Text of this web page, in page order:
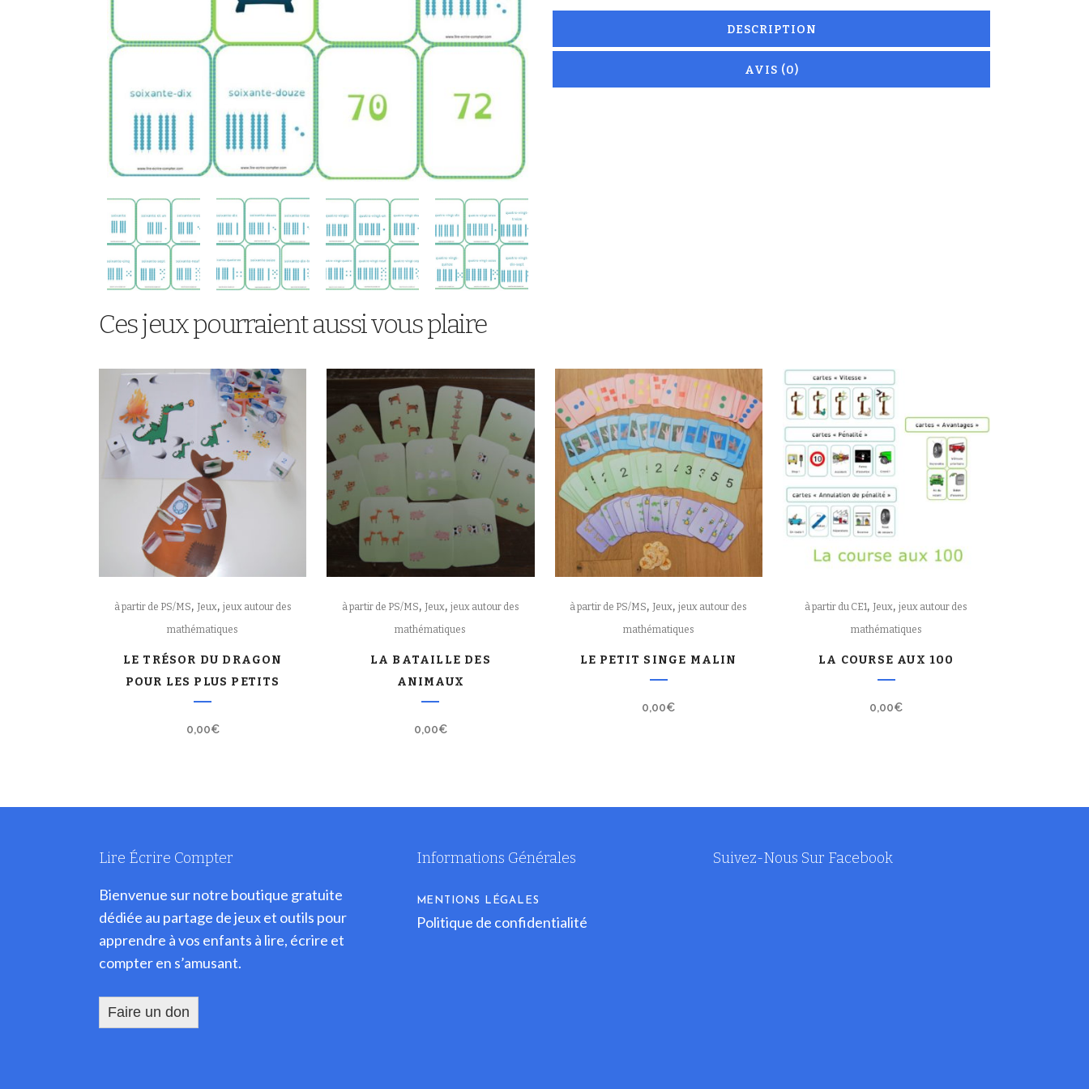
DESCRIPTION
AVIS (0)
Ces jeux pourraient aussi vous plaire
à partir de PS/MS, Jeux, jeux autour des
mathématiques
LE TRÉSOR DU DRAGON
POUR LES PLUS PETITS
0,00€
à partir de PS/MS, Jeux, jeux autour des
mathématiques
LA BATAILLE DES
ANIMAUX
0,00€
à partir de PS/MS, Jeux,jeux autour des
mathématiques
LE PETIT SINGE MALIN
0,00€
à partir du CE1, Jeux,jeux autour des
mathématiques
LA COURSE AUX 100
0,00€
Lire Écrire Compter
Bienvenue sur notre boutique gratuite
dédiée au partage de jeux et outils pour
apprendre à vos enfants à lire, écrire et
compter en s’amusant.
Faire un don
Informations Générales
MENTIONS LÉGALES
Politique de confidentialité
Suivez-Nous Sur Facebook